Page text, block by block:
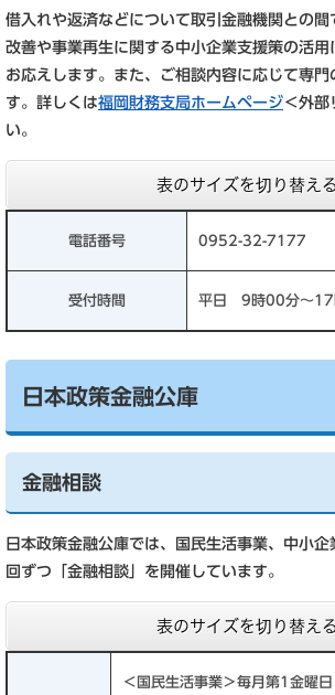
借入れや返済などについて取引金融機関との
改善や事業再生に関する中小企業支援策の活用
お応えします。また、ご相談内容に応じて専門
す。詳しくは福岡財務支局ホームページ＜外部
い。
表のサイズを切り替える
電話番号 0952-32-7177
受付時間 平日 9時00分～17
日本政策金融公庫
金融相談
日本政策金融公庫では、国民生活事業、中小企
回ずつ「金融相談」を開催しています。
表のサイズを切り替える
＜国民生活事業＞毎月第1金